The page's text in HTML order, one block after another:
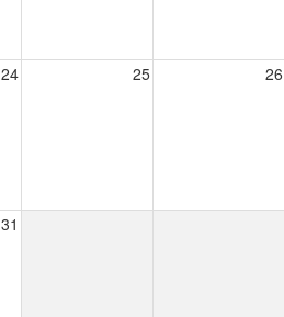
24 25 26
31